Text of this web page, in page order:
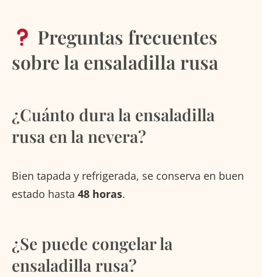
Preguntas frecuentes
sobre la ensaladilla rusa
¿Cuánto dura la ensaladilla
rusa en la nevera?
Bien tapada y refrigerada, se conserva en buen
estado hasta 48 horas.
¿Se puede congelar la
ensaladilla rusa?